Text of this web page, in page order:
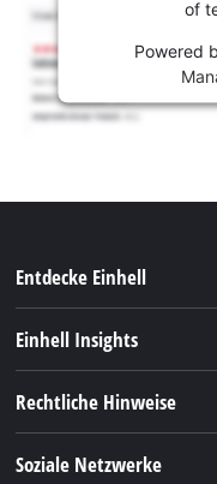
of
Powered
Entdecke Einhell
Akkusystem
Einhell Insights
Rechtliche Hinweise
Soziale Netzwerke